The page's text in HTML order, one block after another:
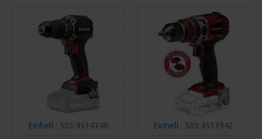
Einhell 503.4514340 Einhell 503.4513942